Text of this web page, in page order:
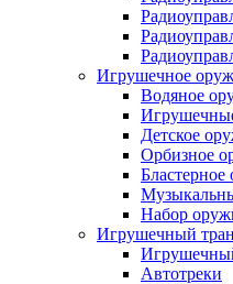
Игрушечное
Водяное
Детское
Орбизное
Бластерное
Набор
Игрушечный
Aвтотреки